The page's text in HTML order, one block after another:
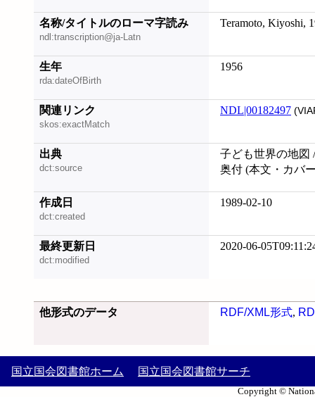
名称/タイトルのローマ字読み
ndl:transcription@ja-Latn
Teramoto, Kiyoshi,
生年
rda:dateOfBirth
1956
関連リンク
skos:exactMatch
NDL|00182497
出典
dct:source
子ども世界の地図
奥付 (本文・カバ
作成日
dct:created
1989-02-10
最終更新日
dct:modified
2020-06-
他形式のデータ RDF/XML形式,
国立国会図書館ホーム 国立国会図書館サーチ
Copyright ©